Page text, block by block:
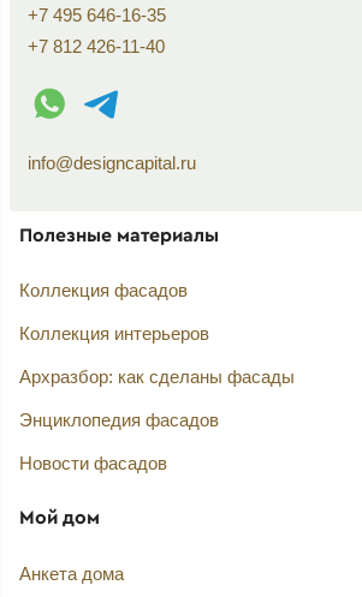
+7 495 646-16-35
+7 812 426-11-40
WhatsApp контакт
Telegram контакт
info@designcapital.ru
Полезные материалы
Коллекция фасадов
Коллекция интерьеров
Архразбор: как сделаны фасады
Энциклопедия фасадов
Новости фасадов
Мой дом
Анкета дома